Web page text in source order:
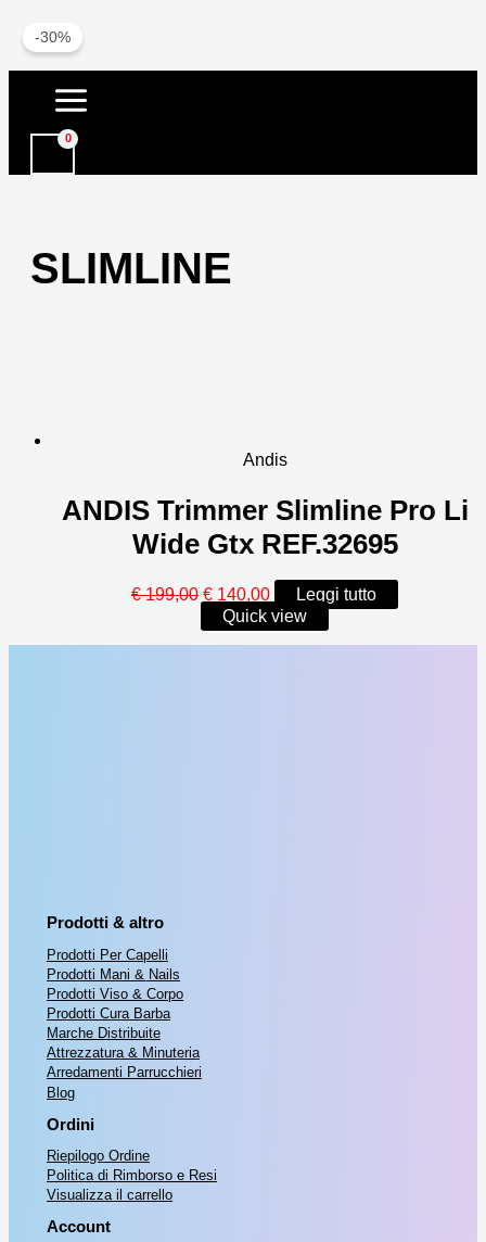
contenuto
SLIMLINE
-30%
Andis
ANDIS Trimmer Slimline Pro Li
Wide Gtx REF.32695
€199,00 Il
prezzo
originale
€ 140,00Il
prezzo
attuale
Leggi tutto
Quick view
Prodotti & altro
Prodotti Per Capelli
Prodotti Mani & Nails
Prodotti Viso & Corpo
Prodotti Cura Barba
Marche Distribuite
Attrezzatura & Minuteria
Arredamenti Parrucchieri
Blog
Ordini
Riepilogo Ordine
Politica di Rimborso e Resi
Visualizza il carrello
Account